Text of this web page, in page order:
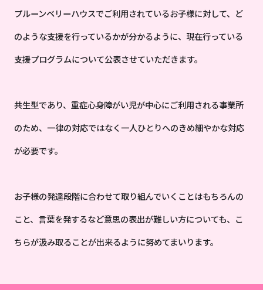
プルーンベリーハウスでご利用されているお子様に対して、ど
のような支援を行っているかが分かるように、現在行っている
支援プログラムについて公表させていただきます。
共生型であり、重症心身障がい児が中心にご利用される事業所
のため、一律の対応ではなく一人ひとりへのきめ細やかな対応
が必要です。
お子様の発達段階に合わせて取り組んでいくことはもちろんの
こと、言葉を発するなど意思の表出が難しい方についても、こ
ちらが汲み取ることが出来るように努めてまいります。